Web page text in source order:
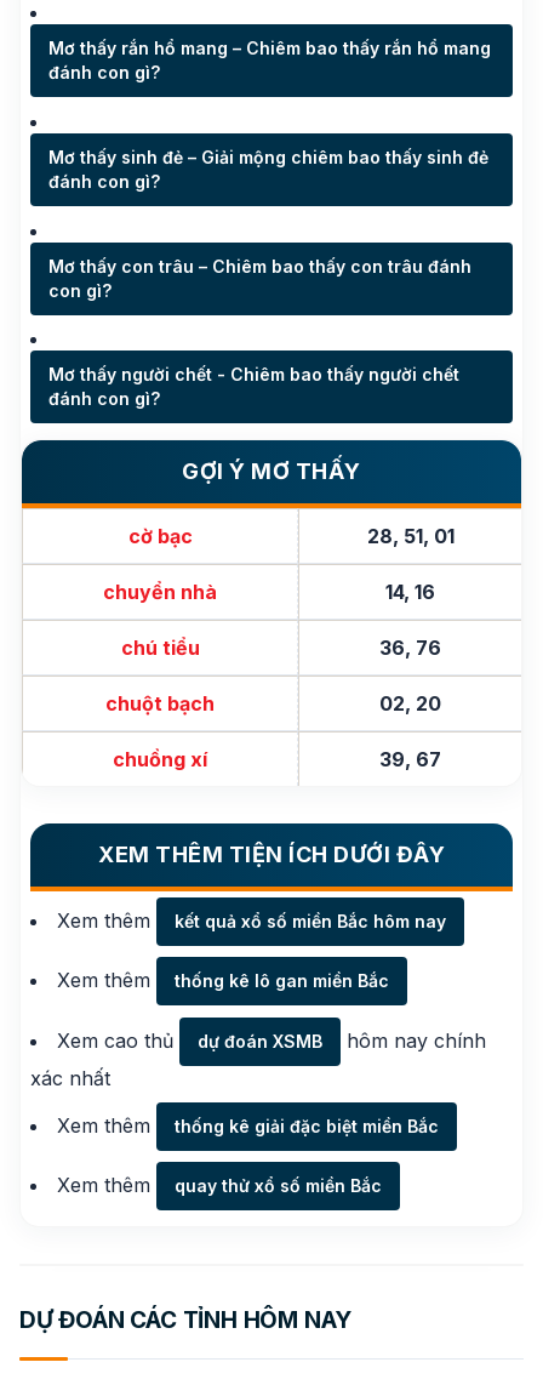
Mơ thấy rắn hổ mang – Chiêm bao thấy rắn hổ mang
đánh con gì?
Mơ thấy sinh đẻ – Giải mộng chiêm bao thấy sinh đẻ
đánh con gì?
Mơ thấy con trâu – Chiêm bao thấy con trâu đánh
con gì?
Mơ thấy người chết - Chiêm bao thấy người chết
đánh con gì?
GỢI Ý MƠ THẤY
cờ bạc 28, 51, 01
chuyển nhà 14, 16
chú tiểu 36, 76
chuột bạch 02, 20
chuồng xí 39, 67
XEM THÊM TIỆN ÍCH DƯỚI ĐÂY
Xem thêm kết quả xổ số miền Bắc hôm nay
Xem thêm thống kê lô gan miền Bắc
Xem cao thủ dự đoán XSMB
hôm nay chính
xác nhất
Xem thêm
thống kê giải đặc biệt miền Bắc
Xem thêm quay thử xổ số miền Bắc
DỰ ĐOÁN CÁC TỈNH HÔM NAY